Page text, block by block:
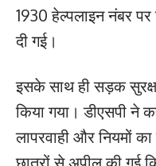
1930 हेल्पलाइन नंबर
दी गई।
इसके साथ ही सड़क
किया गया। डीएसपी ने
लापरवाही और नियमों